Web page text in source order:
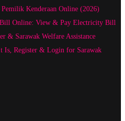
Kenderaan Online (2026)
Bill Online: View & Pay Electricity Bill
& Sarawak Welfare Assistance
Is, Register & Login for Sarawak